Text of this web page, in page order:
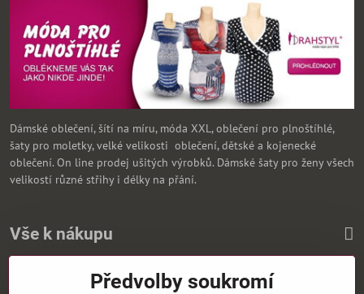
Dámské oblečení, šítí na míru, móda XXL, oblečení pro plnoštíhlé,
šaty pro moletky, velké velikosti oblečení, dětské a kojenecké
oblečení. On line prodej ušitých výrobků. Dámské šaty pro ženy všech
velikostí různé střihy i délky na přání.
Vše k nákupu
Zasíláme i na SlovenskoPředvolby soukromí